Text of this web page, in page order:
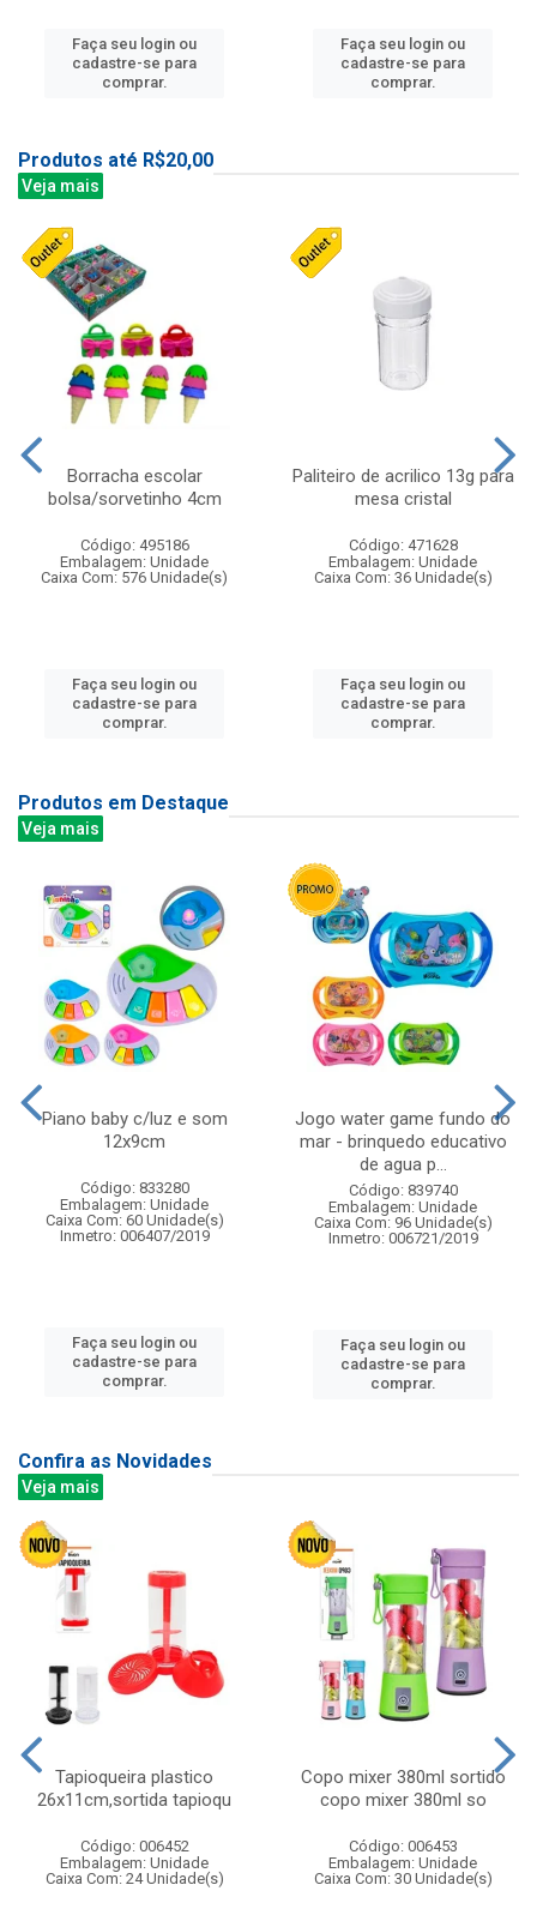
Faça seu login ou
cadastre-se para
comprar.
Faça seu login ou
cadastre-se para
comprar.
Produtos até R$20,00
Veja mais
Borracha escolar
bolsa/sorvetinho 4cm
Código: 495186
Embalagem: Unidade
Caixa Com: 576 Unidade(s)
Faça seu login ou
cadastre-se para
comprar.
Paliteiro de acrilico 13g para
mesa cristal
Código: 471628
Embalagem: Unidade
Caixa Com: 36 Unidade(s)
Faça seu login ou
cadastre-se para
comprar.
Produtos em Destaque
Veja mais
Piano baby c/luz e som
12x9cm
Código: 833280
Embalagem: Unidade
Caixa Com: 60 Unidade(s)
Inmetro: 006407/2019
Faça seu login ou
cadastre-se para
comprar.
Jogo water game fundo do
mar - brinquedo educativo
de agua p...
Código: 839740
Embalagem: Unidade
Caixa Com: 96 Unidade(s)
Inmetro: 006721/2019
Faça seu login ou
cadastre-se para
comprar.
Confira as Novidades
Veja mais
Tapioqueira plastico
26x11cm,sortida tapioqu
Código: 006452
Embalagem: Unidade
Caixa Com: 24 Unidade(s)
Copo mixer 380ml sortido
copo mixer 380ml so
Código: 006453
Embalagem: Unidade
Caixa Com: 30 Unidade(s)